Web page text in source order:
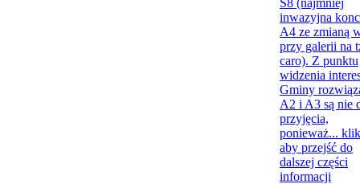
inwazyjna
A4 ze zmianą
przy galerii na
caro). Z punktu
widzenia
Gminy
A2 i A3 są nie
przyjęcia,
ponieważ...
aby przejść do
dalszej części
informacji